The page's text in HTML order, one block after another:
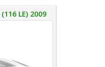
(116 LE) 2009